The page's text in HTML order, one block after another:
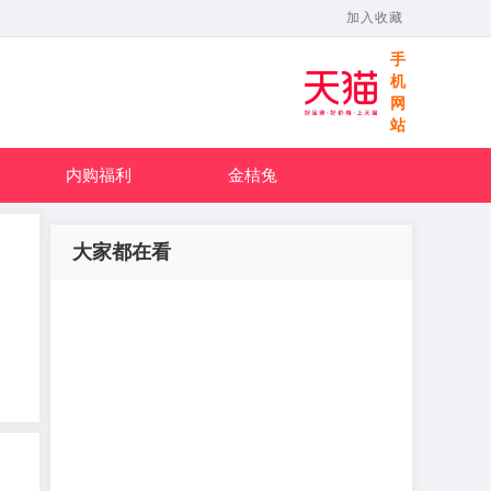
加入收藏
手
机
网
站
内购福利 金桔兔
大家都在看